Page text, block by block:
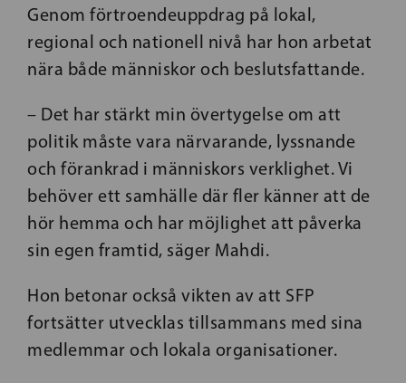
Genom förtroendeuppdrag på lokal,
regional och nationell nivå har hon arbetat
nära både människor och beslutsfattande.
– Det har stärkt min övertygelse om att
politik måste vara närvarande, lyssnande
och förankrad i människors verklighet. Vi
behöver ett samhälle där fler känner att de
hör hemma och har möjlighet att påverka
sin egen framtid, säger Mahdi.
Hon betonar också vikten av att SFP
fortsätter utvecklas tillsammans med sina
medlemmar och lokala organisationer.